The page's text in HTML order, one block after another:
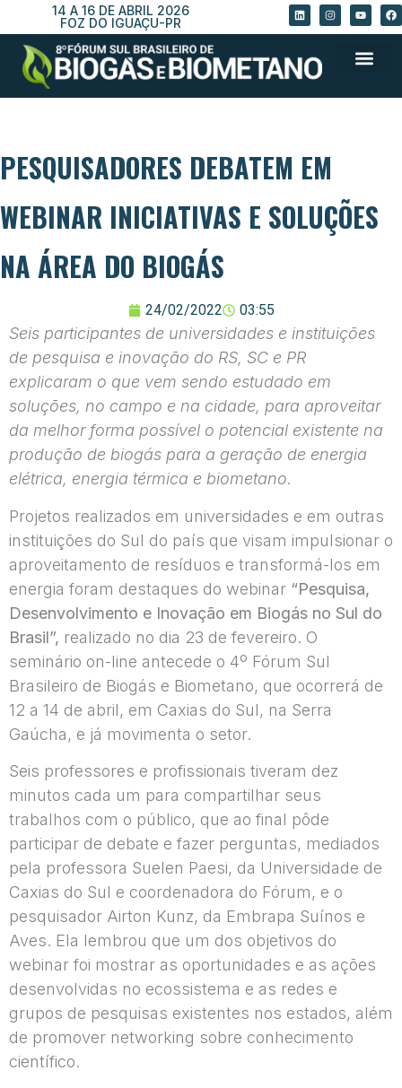
14 A 16 DE ABRIL 2026
FOZ DO IGUAÇU-PR
PESQUISADORES DEBATEM EM
WEBINAR INICIATIVAS E SOLUÇÕES
NA ÁREA DO BIOGÁS
24/02/2022 03:55
Seis participantes de universidades e instituições
de pesquisa e inovação do RS, SC e PR
explicaram o que vem sendo estudado em
soluções, no campo e na cidade, para aproveitar
da melhor forma possível o potencial existente na
produção de biogás para a geração de energia
elétrica, energia térmica e biometano.
Projetos realizados em universidades e em outras
instituições do Sul do país que visam impulsionar o
aproveitamento de resíduos e transformá-los em
energia foram destaques do webinar “Pesquisa,
Desenvolvimento e Inovação em Biogás no Sul do
Brasil”, realizado no dia 23 de fevereiro. O
seminário on-line antecede o 4º Fórum Sul
Brasileiro de Biogás e Biometano, que ocorrerá de
12 a 14 de abril, em Caxias do Sul, na Serra
Gaúcha, e já movimenta o setor.
Seis professores e profissionais tiveram dez
minutos cada um para compartilhar seus
trabalhos com o público, que ao final pôde
participar de debate e fazer perguntas, mediados
pela professora Suelen Paesi, da Universidade de
Caxias do Sul e coordenadora do Fórum, e o
pesquisador Airton Kunz, da Embrapa Suínos e
Aves. Ela lembrou que um dos objetivos do
webinar foi mostrar as oportunidades e as ações
desenvolvidas no ecossistema e as redes e
grupos de pesquisas existentes nos estados, além
de promover networking sobre conhecimento
científico.